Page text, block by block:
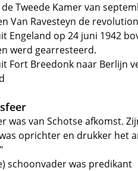
Tweede Kamer van
Van Ravesteyn de
Engeland op 24 juni 1942
werd gearresteerd.
Fort Breedonk naar Berlijn
was van Schotse afkomst.
oprichter en drukker het
schoonvader was predikant